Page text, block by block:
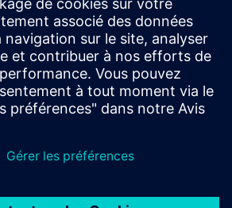
IoT à courte portée abordables,
avec des performances sans